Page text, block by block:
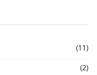
(11)
(2)